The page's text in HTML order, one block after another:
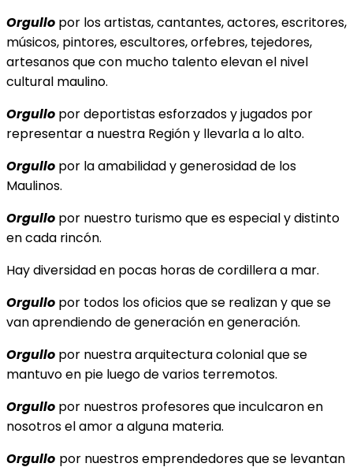
Orgullo por los artistas, cantantes, actores, escritores,
músicos, pintores, escultores, orfebres, tejedores,
artesanos que con mucho talento elevan el nivel
cultural maulino.
Orgullo por deportistas esforzados y jugados por
representar a nuestra Región y llevarla a lo alto.
Orgullo por la amabilidad y generosidad de los
Maulinos.
Orgullo por nuestro turismo que es especial y distinto
en cada rincón.
Hay diversidad en pocas horas de cordillera a mar.
Orgullo por todos los oficios que se realizan y que se
van aprendiendo de generación en generación.
Orgullo por nuestra arquitectura colonial que se
mantuvo en pie luego de varios terremotos.
Orgullo por nuestros profesores que inculcaron en
nosotros el amor a alguna materia.
Orgullo por nuestros emprendedores que se levantan